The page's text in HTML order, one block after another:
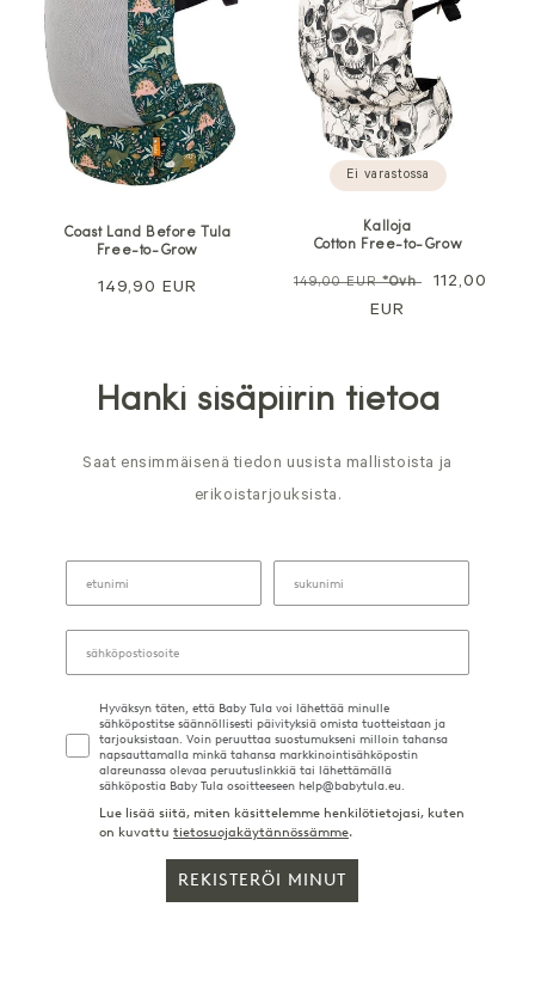
Coast Land Before Tula
Free-to-Grow
Normaali
149,90 EUR
Ei varastossa
Kalloja
Cotton Free-to-Grow
Normaali
149,00 EUR*Ovh
112,00
EUR
Hanki sisäpiirin tietoa
Saat ensimmäisenä tiedon uusista mallistoista ja
erikoistarjouksista.
Hyväksyn täten, että Baby Tula voi lähettää minulle
sähköpostitse säännöllisesti päivityksiä omista tuotteistaan ja
tarjouksistaan. Voin peruuttaa suostumukseni milloin tahansa
napsauttamalla minkä tahansa markkinointisähköpostin
alareunassa olevaa peruutuslinkkiä tai lähettämällä
sähköpostia Baby Tula osoitteeseen help@babytula.eu.
Lue lisää siitä, miten käsittelemme henkilötietojasi, kuten
on kuvattu tietosuojakäytännössämme.
REKISTERÖI MINUT